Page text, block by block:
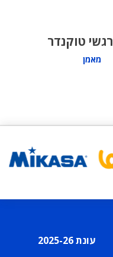
שי טוקנדר
מאמן
עונת 2025-26